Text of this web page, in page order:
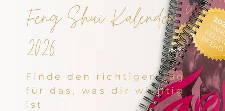
Feng Shui Kalender
2026
Finde den richtigen Tag
für das, was dir wichtig
ist